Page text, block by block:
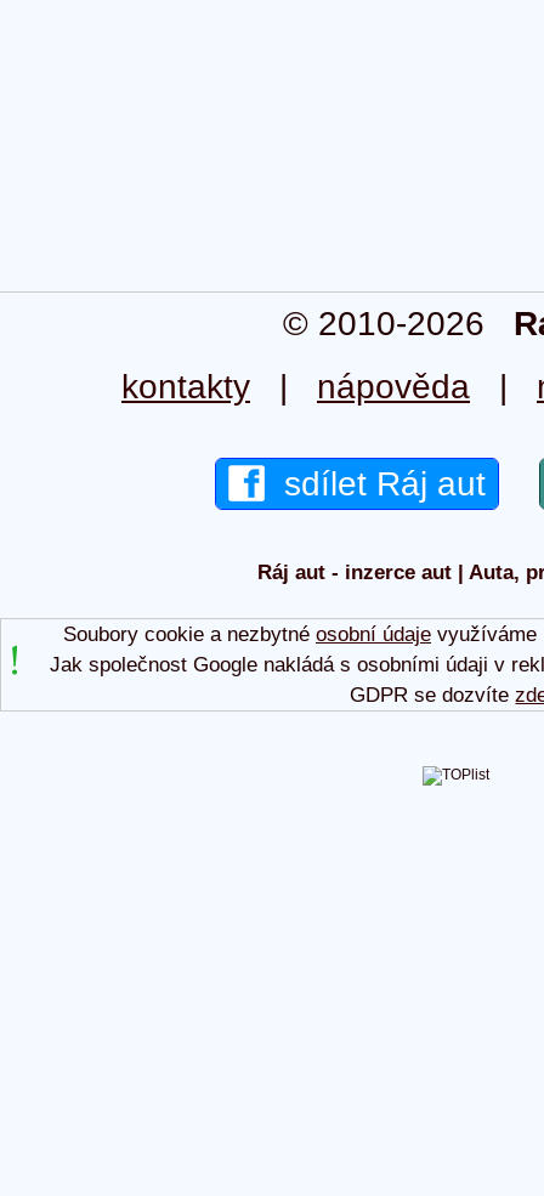
© 2010-2026
kontakty | nápověda |
sdílet Ráj aut
Ráj aut - inzerce aut | Auta,
Soubory cookie a nezbytné osobní údajevyužíváme
Jak společnost Google nakládá s osobními údaji v
GDPR se dozvíte